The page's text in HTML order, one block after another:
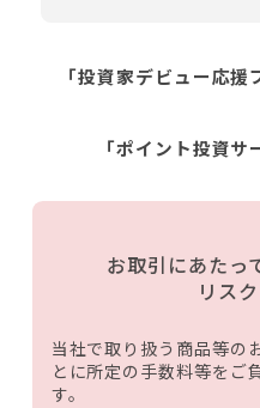
「投資家デビュー応
「ポイント投資
お取引にあたっ
リス
当社で取り扱う商品等の
とに所定の手数料等をご
す。